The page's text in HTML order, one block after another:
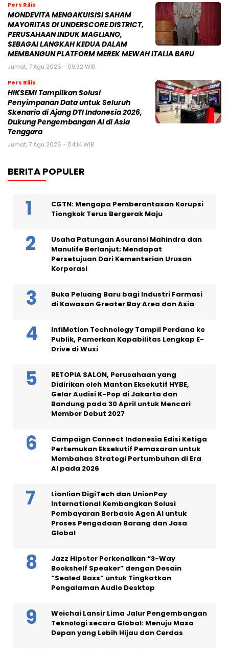
Pers Rilis
MONDEVITA MENGAKUISISI SAHAM
MAYORITAS DI UNDERSCORE DISTRICT,
PERUSAHAAN INDUK MAGLIANO,
SEBAGAI LANGKAH KEDUA DALAM
MEMBANGUN PLATFORM MEREK MEWAH ITALIA BARU
Jumat, 7 Agu 2026 - 09:32 WIB
Pers Rilis
HIKSEMI Tampilkan Solusi
Penyimpanan Data untuk Seluruh
Skenario di Ajang DTI Indonesia 2026,
Dukung Pengembangan AI di Asia
Tenggara
Jumat, 7 Agu 2026 - 04:14 WIB
BERITA POPULER
CGTN: Mengapa Pemberantasan Korupsi
Tiongkok Terus Bergerak Maju
Usaha Patungan Asuransi Mahindra dan
Manulife Berlanjut; Mendapat
Persetujuan Dari Kementerian Urusan
Korporasi
Buka Peluang Baru bagi Industri Farmasi
di Kawasan Greater Bay Area dan Asia
InfiMotion Technology Tampil Perdana ke
Publik, Pamerkan Kapabilitas Lengkap E-
Drive di Wuxi
RETOPIA SALON, Perusahaan yang
Didirikan oleh Mantan Eksekutif HYBE,
Gelar Audisi K-Pop di Jakarta dan
Bandung pada 30 April untuk Mencari
Member Debut 2027
Campaign Connect Indonesia Edisi Ketiga
Pertemukan Eksekutif Pemasaran untuk
Membahas Strategi Pertumbuhan di Era
AI pada 2026
Lianlian DigiTech dan UnionPay
International Kembangkan Solusi
Pembayaran Berbasis Agen AI untuk
Proses Pengadaan Barang dan Jasa
Global
Jazz Hipster Perkenalkan “3-Way
Bookshelf Speaker” dengan Desain
“Sealed Bass” untuk Tingkatkan
Pengalaman Audio Desktop
Weichai Lansir Lima Jalur Pengembangan
Teknologi secara Global: Menuju Masa
Depan yang Lebih Hijau dan Cerdas